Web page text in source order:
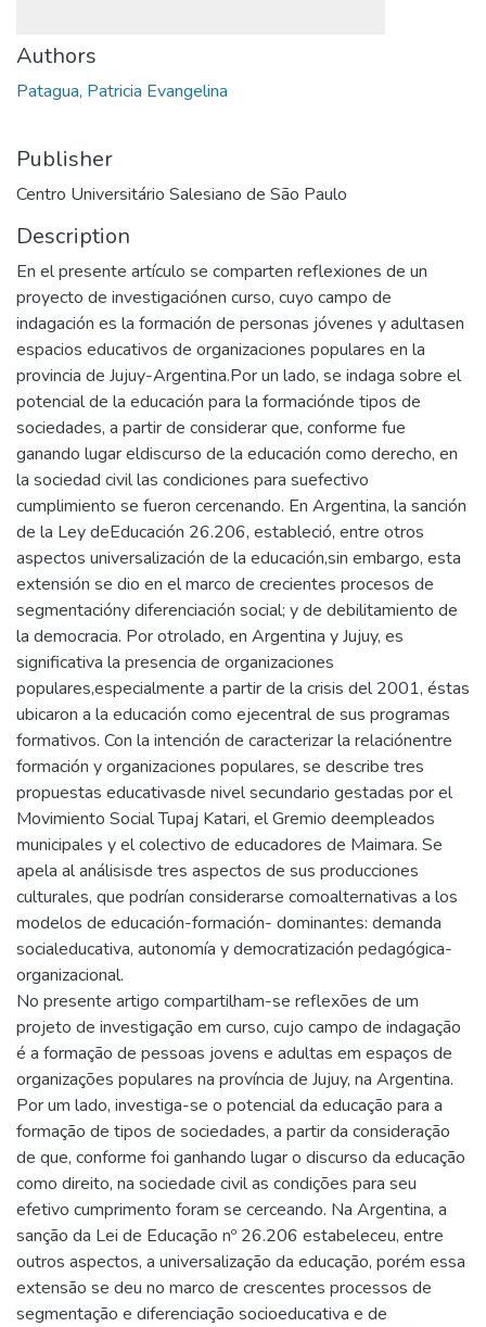
Authors
Patagua, Patricia Evangelina
Publisher
Centro Universitário Salesiano de São Paulo
Description
En el presente artículo se comparten reflexiones de un
proyecto de investigaciónen curso, cuyo campo de
indagación es la formación de personas jóvenes y adultasen
espacios educativos de organizaciones populares en la
provincia de Jujuy-Argentina.Por un lado, se indaga sobre el
potencial de la educación para la formaciónde tipos de
sociedades, a partir de considerar que, conforme fue
ganando lugar eldiscurso de la educación como derecho, en
la sociedad civil las condiciones para suefectivo
cumplimiento se fueron cercenando. En Argentina, la sanción
de la Ley deEducación 26.206, estableció, entre otros
aspectos universalización de la educación,sin embargo, esta
extensión se dio en el marco de crecientes procesos de
segmentacióny diferenciación social; y de debilitamiento de
la democracia. Por otrolado, en Argentina y Jujuy, es
significativa la presencia de organizaciones
populares,especialmente a partir de la crisis del 2001, éstas
ubicaron a la educación como ejecentral de sus programas
formativos. Con la intención de caracterizar la relaciónentre
formación y organizaciones populares, se describe tres
propuestas educativasde nivel secundario gestadas por el
Movimiento Social Tupaj Katari, el Gremio deempleados
municipales y el colectivo de educadores de Maimara. Se
apela al análisisde tres aspectos de sus producciones
culturales, que podrían considerarse comoalternativas a los
modelos de educación-formación- dominantes: demanda
socialeducativa, autonomía y democratización pedagógica-
organizacional.
No presente artigo compartilham-se reflexões de um
projeto de investigação em curso, cujo campo de indagação
é a formação de pessoas jovens e adultas em espaços de
organizações populares na província de Jujuy, na Argentina.
Por um lado, investiga-se o potencial da educação para a
formação de tipos de sociedades, a partir da consideração
de que, conforme foi ganhando lugar o discurso da educação
como direito, na sociedade civil as condições para seu
efetivo cumprimento foram se cerceando. Na Argentina, a
sanção da Lei de Educação nº 26.206 estabeleceu, entre
outros aspectos, a universalização da educação, porém essa
extensão se deu no marco de crescentes processos de
segmentação e diferenciação socioeducativa e de